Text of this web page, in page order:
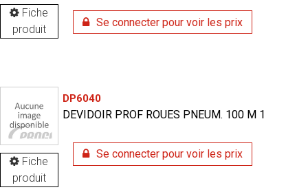
Fiche
produit
Se connecter pour voir les prix
Fiche
produit
DP6040
DEVIDOIR PROF ROUES PNEUM. 100 M 1
Se connecter pour voir les prix